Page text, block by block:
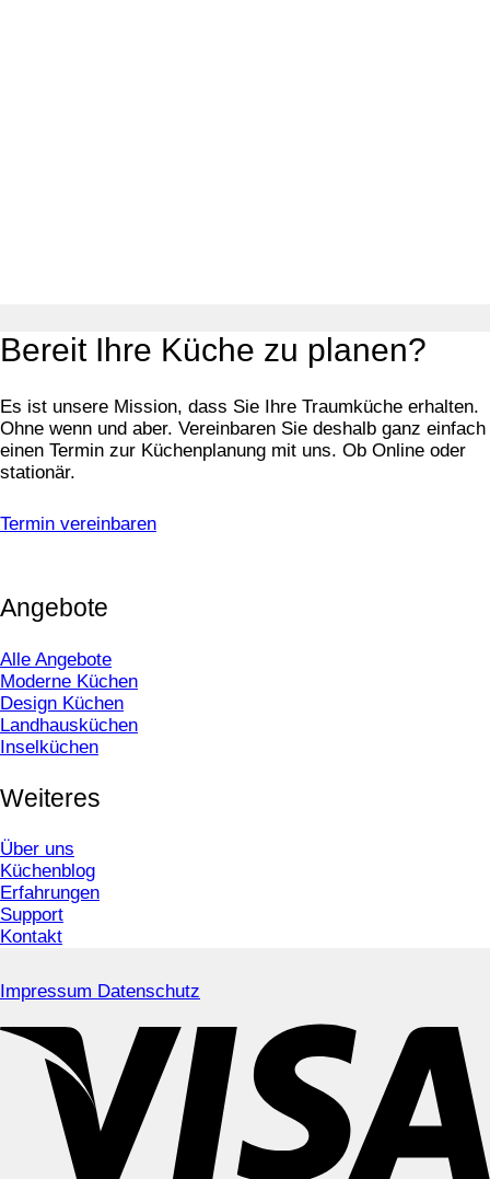
Bereit Ihre Küche zu planen?
Es ist unsere Mission, dass Sie Ihre Traumküche erhalten.
Ohne wenn und aber. Vereinbaren Sie deshalb ganz einfach
einen Termin zur Küchenplanung mit uns. Ob Online oder
stationär.
Termin vereinbaren
Angebote
Alle Angebote
Moderne Küchen
Design Küchen
Landhausküchen
Inselküchen
Weiteres
Über uns
Küchenblog
Erfahrungen
Support
Kontakt
Impressum Datenschutz